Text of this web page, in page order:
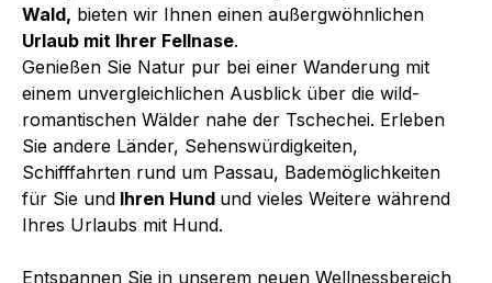
Wald, bieten wir Ihnen einen außergwöhnlichen
Urlaub mit Ihrer Fellnase.
Genießen Sie Natur pur bei einer Wanderung mit
einem unvergleichlichen Ausblick über die wild-
romantischen Wälder nahe der Tschechei. Erleben
Sie andere Länder, Sehenswürdigkeiten,
Schifffahrten rund um Passau, Bademöglichkeiten
für Sie und Ihren Hund und vieles Weitere während
Ihres Urlaubs mit Hund.
Entspannen Sie in unserem neuen Wellnessbereich